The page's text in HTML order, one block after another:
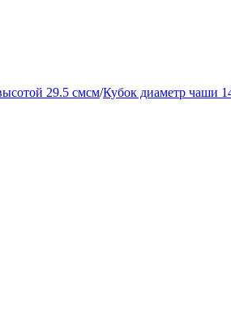
29.5 смсм/Кубок диаметр чаши